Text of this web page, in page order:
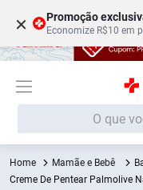
× Promoção
Economize R$10 em
O que você está
Mamãe e Bebê
Creme De Pentear Palmolive
Termos mais